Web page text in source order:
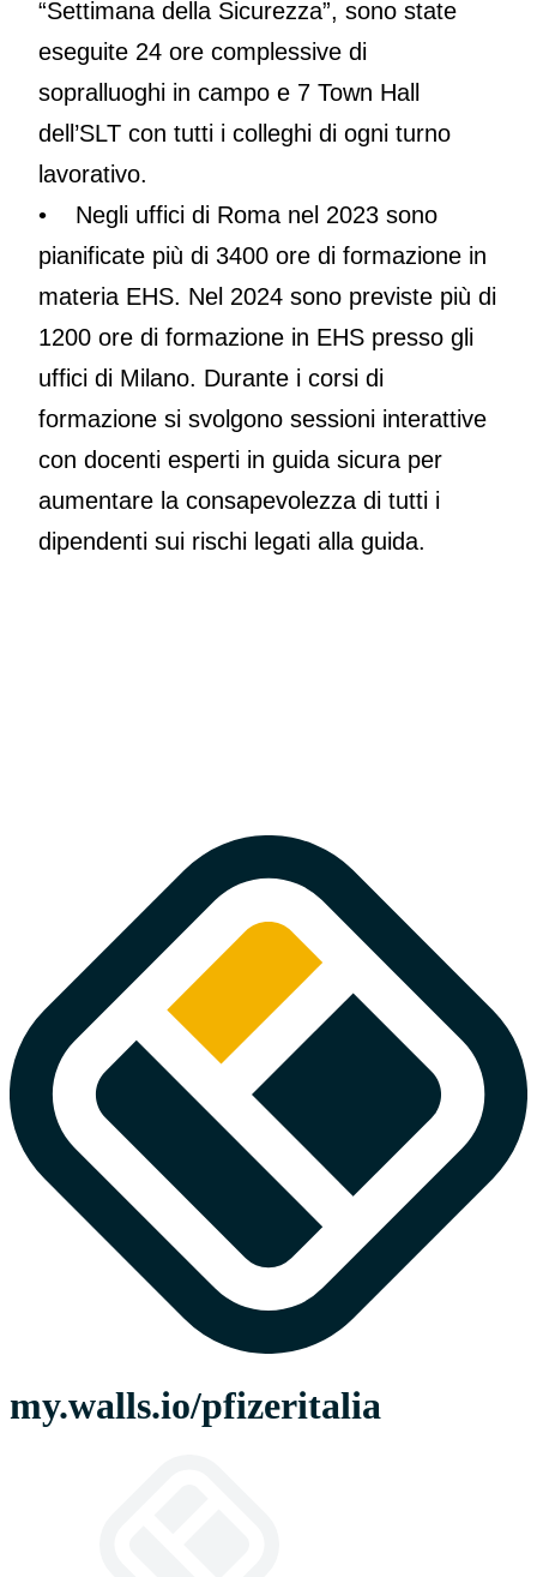
“Settimana della Sicurezza”, sono state
eseguite 24 ore complessive di
sopralluoghi in campo e 7 Town Hall
dell’SLT con tutti i colleghi di ogni turno
lavorativo.
• Negli uffici di Roma nel 2023 sono
pianificate più di 3400 ore di formazione in
materia EHS. Nel 2024 sono previste più di
1200 ore di formazione in EHS presso gli
uffici di Milano. Durante i corsi di
formazione si svolgono sessioni interattive
con docenti esperti in guida sicura per
aumentare la consapevolezza di tutti i
dipendenti sui rischi legati alla guida.